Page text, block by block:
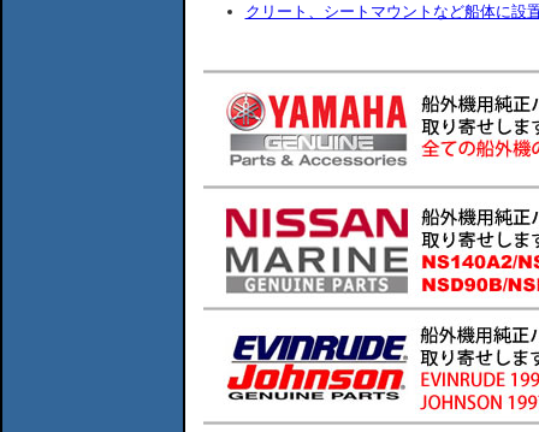
クリート、シートマウントなど船体に設